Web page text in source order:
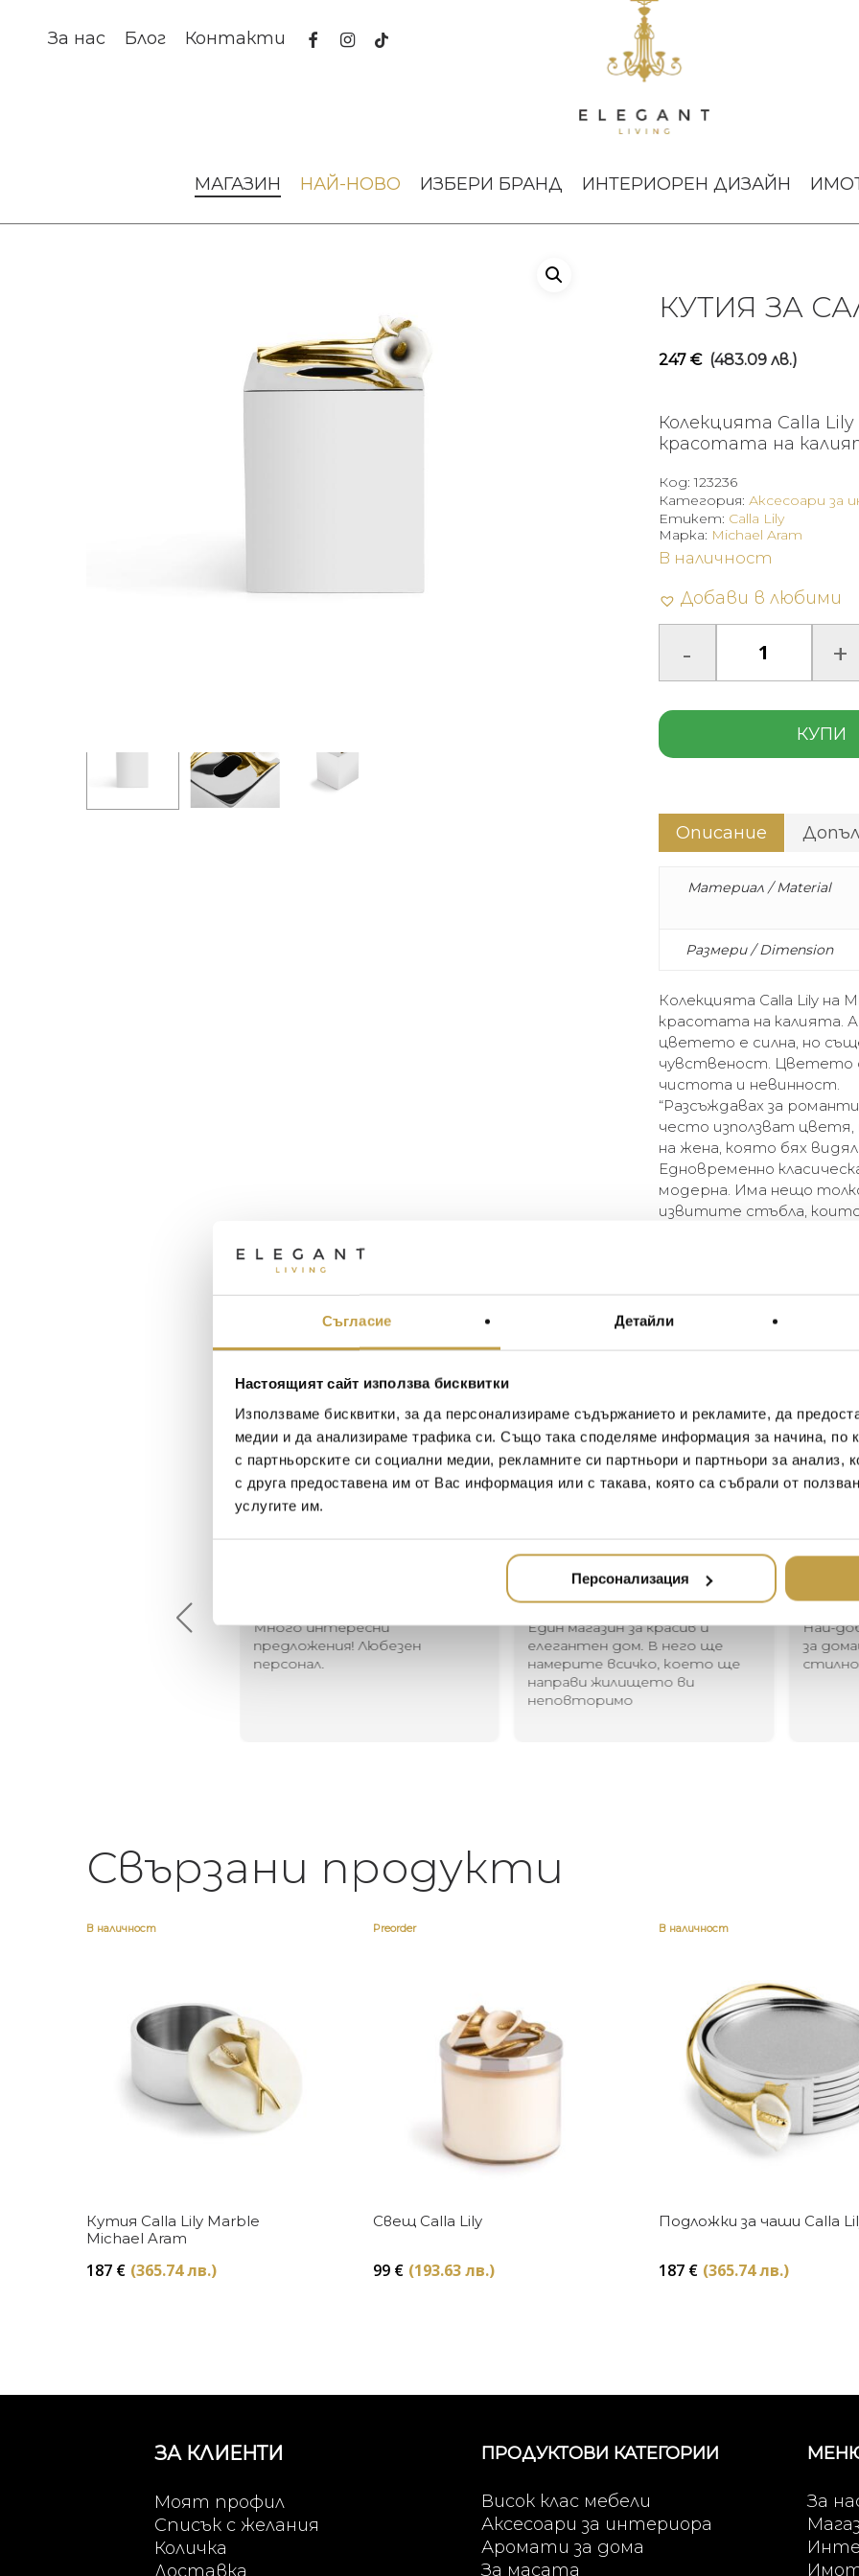
Съгласие Детайли
Настоящият сайт използва бисквитки
Използваме бисквитки, за да персонализираме съдържанието и рекламите, да
медии и да анализираме трафика си. Също така споделяме информация за начина, по
с партньорските си социални медии, рекламните си партньори и партньори за анализ,
с друга предоставена им от Вас информация или с такава, която са събрали от
услугите им.
Персонализация
За нас Блог Контакти facebookinstagram
tiktok
МАГАЗИН НАЙ-НОВО ИЗБЕРИ БРАНД ИНТЕРИОРЕН ДИЗАЙН
КУТИЯ ЗА
247 € (483.09 лв.)
Колекцията Calla
красотата на
Код:123236
Категория: Аксесоари за
Етикет: Calla Lily
В наличност
Добави в любими
КУПИ
Марка: Michael Aram
Описание
Материал / Material
Размери / Dimension
Колекцията Calla Lily на
красотата на калията.
цветето е силна, но
чувственост. Цветето
чистота и невинност.
“Разсъждавах за
често използват цветя,
на жена, която бях
Едновременно
модерна. Има нещо
извитите стъбла,
The Calla Lily collection by
Calla Lily Flower. The
yet suggests an intense
“I was thinking of the
use flowers which carry
I had seen holding her
and modern all at once.
flowers and arching stems
romantic.” – Michael Aram
Много интересни
предложения! Любезен
персонал.
Иван Иванов
2020-05-20
Един магазин за красив и
елегантен дом. В него ще
намерите всичко, което ще
направи жилището ви
неповторимо
Най-
за
стилно
Свързани продукти
В наличност
Купи
Кутия Calla Lily Marble
Michael Aram
187 € (365.74 лв.)
Preorder
Свещ Calla Lily
99 € (193.63 лв.)
В наличност
Купи
Подложки за чаши Calla
187 € (365.74 лв.)
ЗА КЛИЕНТИ
Моят профил
Списък с желания
Количка
Доставка
ПРОДУКТОВИ КАТЕГОРИИ
Висок клас мебели
Аксесоари за интериора
Аромати за дома
За масата
За